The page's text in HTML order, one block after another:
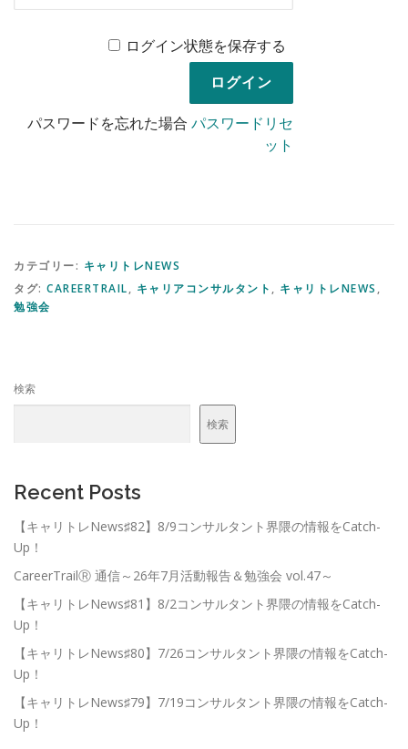
ログイン状態を保存する
パスワードを忘れた場合パスワードリセ
ット
カテゴリー: キャリトレNEWS
タグ: CAREERTRAIL, キャリアコンサルタント , キャリトレNEWS ,
勉強会
検索
検索
Recent Posts
【キャリトレNews♯82】8/9コンサルタント界隈の情報をCatch-
Up！
CareerTrailⓇ 通信～26年7月活動報告＆勉強会 vol.47～
【キャリトレNews♯81】8/2コンサルタント界隈の情報をCatch-
Up！
【キャリトレNews♯80】7/26コンサルタント界隈の情報をCatch-
Up！
【キャリトレNews♯79】7/19コンサルタント界隈の情報をCatch-
Up！